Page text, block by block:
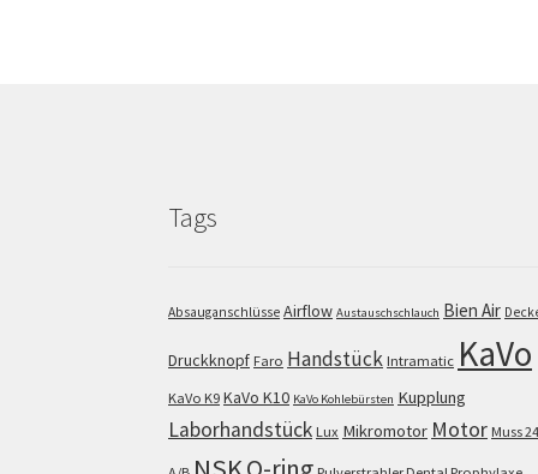
Tags
Absauganschlüsse Airflow Austauschschlauch Bien Air
Druckknopf Faro Handstück Intramatic KaVo
KaVo K9 KaVo K10 KaVo Kohlebürsten Kupplung
Laborhandstück Lux Mikromotor Motor Muss